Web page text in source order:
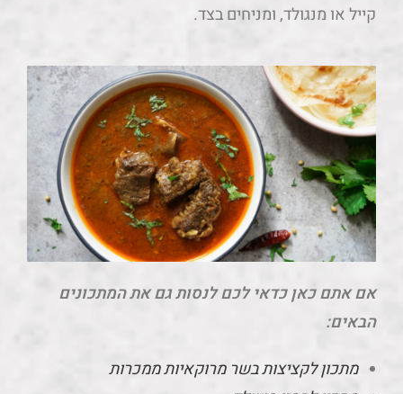
קייל או מנגולד, ומניחים בצד.
אם אתם כאן כדאי לכם לנסות גם את המתכונים
הבאים:
מתכון לקציצות בשר מרוקאיות ממכרות